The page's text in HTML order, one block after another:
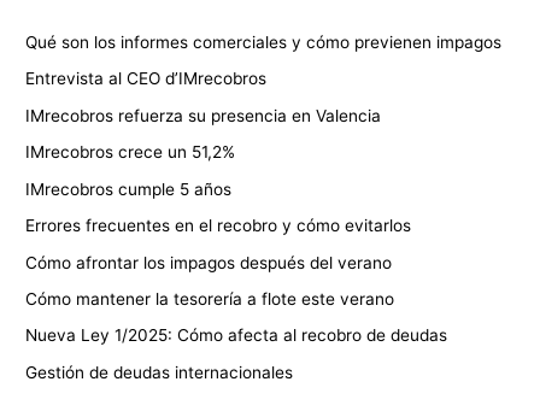
Qué son los informes comerciales y cómo previenen impagos
Entrevista al CEO d’IMrecobros
IMrecobros refuerza su presencia en Valencia
IMrecobros crece un 51,2%
IMrecobros cumple 5 años
Errores frecuentes en el recobro y cómo evitarlos
Cómo afrontar los impagos después del verano
Cómo mantener la tesorería a flote este verano
Nueva Ley 1/2025: Cómo afecta al recobro de deudas
Gestión de deudas internacionales